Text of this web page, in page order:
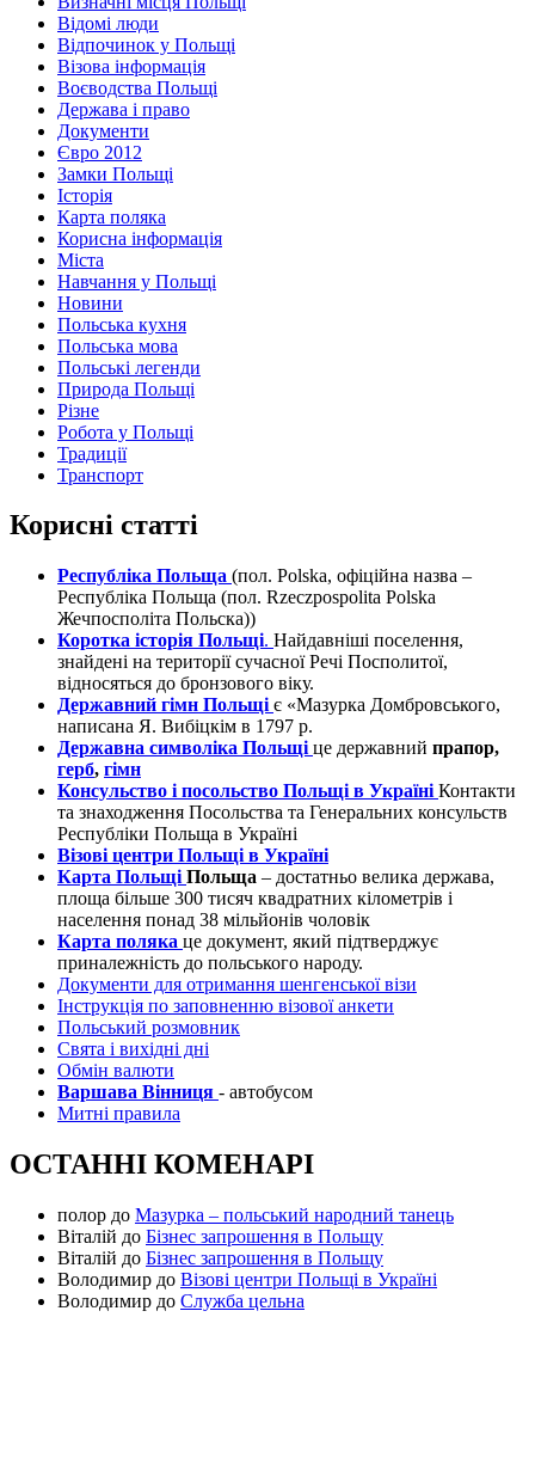
Відомі люди
Відпочинок у Польщі
Візова інформація
Воєводства Польщі
Держава і право
Документи
Євро 2012
Замки Польщі
Історія
Карта поляка
Корисна інформація
Міста
Навчання у Польщі
Новини
Польська кухня
Польська мова
Польські легенди
Природа Польщі
Різне
Робота у Польщі
Традиції
Транспорт
Корисні статті
Республіка Польща (пол. Polska, офіційна назва –
Республіка Польща (пол. Rzeczpospolita Polska
Жечпосполіта Польска))
Коротка історія Польщі. Найдавніші поселення,
знайдені на території сучасної Речі Посполитої,
відносяться до бронзового віку.
Державний гімн Польщі є «Мазурка Домбровського,
написана Я. Вибіцкім в 1797 р.
Державна символіка Польщі це державний прапор,
герб, гімн
Консульство і посольство Польщі в Україні Контакти
та знаходження Посольства та Генеральних консульств
Республіки Польща в Україні
Візові центри Польщі в Україні
Карта Польщі Польща – достатньо велика держава,
площа більше 300 тисяч квадратних кілометрів і
населення понад 38 мільйонів чоловік
Карта поляка це документ, який підтверджує
приналежність до польського народу.
Документи для отримання шенгенської візи
Інструкція по заповненню візової анкети
Польський розмовник
Свята і вихідні дні
Обмін валюти
Варшава Вінниця - автобусом
Митні правила
ОСТАННІ КОМЕНАРІ
полор до Мазурка – польський народний танець
Віталій до Бізнес запрошення в Польщу
Віталій до Бізнес запрошення в Польщу
Володимир до Візові центри Польщі в Україні
Володимир до Служба цельна